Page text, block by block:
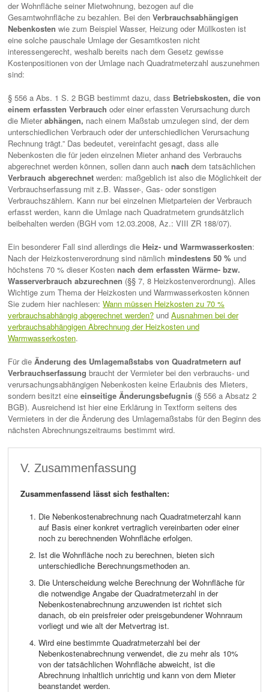
der Wohnfläche seiner Mietwohnung, bezogen auf die
Gesamtwohnfläche zu bezahlen. Bei den Verbrauchsabhängigen
Nebenkosten wie zum Beispiel Wasser, Heizung oder Müllkosten ist
eine solche pauschale Umlage der Gesamtkosten nicht
interessengerecht, weshalb bereits nach dem Gesetz gewisse
Kostenpositionen von der Umlage nach Quadratmeterzahl auszunehmen
sind:
§ 556 a Abs. 1 S. 2 BGB bestimmt dazu, dass Betriebskosten, die von
einem erfassten Verbrauch oder einer erfassten Verursachung durch
die Mieterabhängen, nach einem Maßstab umzulegen sind, der dem
unterschiedlichen Verbrauch oder der unterschiedlichen Verursachung
Rechnung trägt.” Das bedeutet, vereinfacht gesagt, dass alle
Nebenkosten die für jeden einzelnen Mieter anhand des Verbrauchs
abgerechnet werden können, sollen dann auch nach dem tatsächlichen
Verbrauch abgerechnet werden: maßgeblich ist also die Möglichkeit der
Verbrauchserfassung mit z.B. Wasser-, Gas- oder sonstigen
Verbrauchszählern. Kann nur bei einzelnen Mietparteien der Verbrauch
erfasst werden, kann die Umlage nach Quadratmetern grundsätzlich
beibehalten werden (BGH vom 12.03.2008, Az.: VIII ZR 188/07).
Ein besonderer Fall sind allerdings die Heiz- und Warmwasserkosten:
Nach der Heizkostenverordnung sind nämlich mindestens 50 % und
höchstens 70 % dieser Kosten nach dem erfassten Wärme- bzw.
Wasserverbrauch abzurechnen (§§ 7, 8 Heizkostenverordnung). Alles
Wichtige zum Thema der Heizkosten und Warmwasserkosten können
Sie zudem hier nachlesen: Wann müssen Heizkosten zu 70 %
verbrauchsabhängig abgerechnet werden? und Ausnahmen bei der
verbrauchsabhängigen Abrechnung der Heizkosten und
Warmwasserkosten.
Für die Änderung des Umlagemaßstabs von Quadratmetern auf
Verbrauchserfassung braucht der Vermieter bei den verbrauchs- und
verursachungsabhängigen Nebenkosten keine Erlaubnis des Mieters,
sondern besitzt eine einseitige Änderungsbefugnis (§ 556 a Absatz 2
BGB). Ausreichend ist hier eine Erklärung in Textform seitens des
Vermieters in der die Änderung des Umlagemaßstabs für den Beginn des
nächsten Abrechnungszeitraums bestimmt wird.
V. Zusammenfassung
Zusammenfassend lässt sich festhalten:
Die Nebenkostenabrechnung nach Quadratmeterzahl kann
auf Basis einer konkret vertraglich vereinbarten oder einer
noch zu berechnenden Wohnfläche erfolgen.
Ist die Wohnfläche noch zu berechnen, bieten sich
unterschiedliche Berechnungsmethoden an.
Die Unterscheidung welche Berechnung der Wohnfläche für
die notwendige Angabe der Quadratmeterzahl in der
Nebenkostenabrechnung anzuwenden ist richtet sich
danach, ob ein preisfreier oder preisgebundener Wohnraum
vorliegt und wie alt der Metvertrag ist.
Wird eine bestimmte Quadratmeterzahl bei der
Nebenkostenabrechnung verwendet, die zu mehr als 10%
von der tatsächlichen Wohnfläche abweicht, ist die
Abrechnung inhaltlich unrichtig und kann von dem Mieter
beanstandet werden.